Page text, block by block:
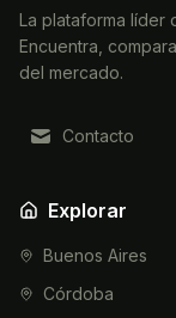
La plataforma líder
Encuentra,
del mercado.
Contacto
Explorar
Buenos Aires
Córdoba